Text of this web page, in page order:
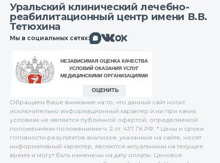
Уральский клинический лечебно-
реабилитационный центр имени В.В.
Тетюхина
Мы в социальных сетях:МаксВконтактеОдноклассники
Обращаем Ваше внимание на то, что данный сайт носит
исключительно информационный характер и ни при каких
условиях не является публичной офертой, определяемой
положениями положениями ч. 2 ст. 437 ГК РФ. * Цены и сроки
готовности результатов анализов, указанные на сайте, носят
информативный характер, являются актуальными на текущее
время и могут быть изменены на дату оплаты. Ценовое